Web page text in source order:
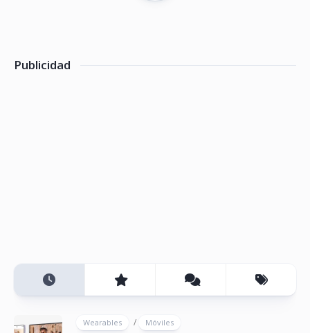
Publicidad
Wearables / Móviles